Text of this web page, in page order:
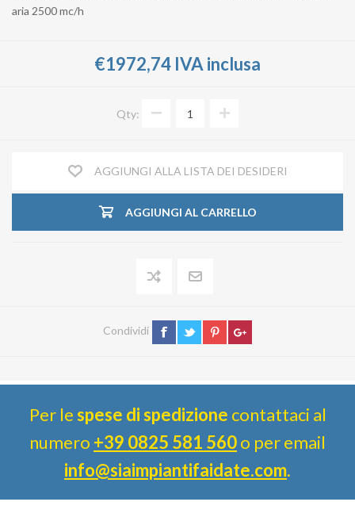
aria 2500 mc/h
€1972,74 IVA inclusa
Qty:
AGGIUNGI ALLA LISTA DEI DESIDERI
AGGIUNGI AL CARRELLO
Condividi
Per lespese di spedizione contattaci al
numero +39 0825 581 560o per email
info@siaimpiantifaidate.com.